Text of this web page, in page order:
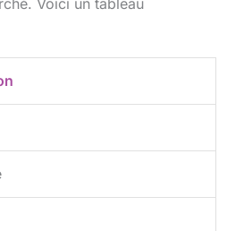
Voici un tableau